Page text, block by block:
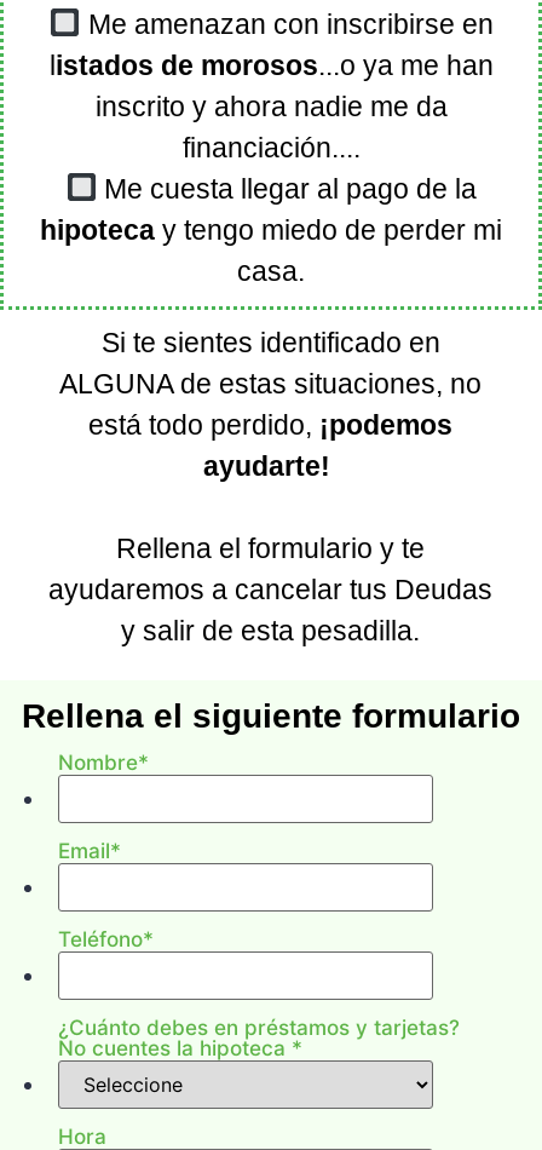
Me amenazan con inscribirse en
listados de morosos...o ya me han
inscrito y ahora nadie me da
financiación....
Me cuesta llegar al pago de la
hipoteca y tengo miedo de perder mi
casa.
Si te sientes identificado en
ALGUNA de estas situaciones, no
está todo perdido, ¡podemos
ayudarte!
Rellena el formulario y te
ayudaremos a cancelar tus Deudas
y salir de esta pesadilla.
Rellena el siguiente formulario
y te informaremos de si
cumples los requisitos legales
Nombre*
Email*
Teléfono*
¿Cuánto debes en préstamos y tarjetas?
No cuentes la hipoteca *
Hora